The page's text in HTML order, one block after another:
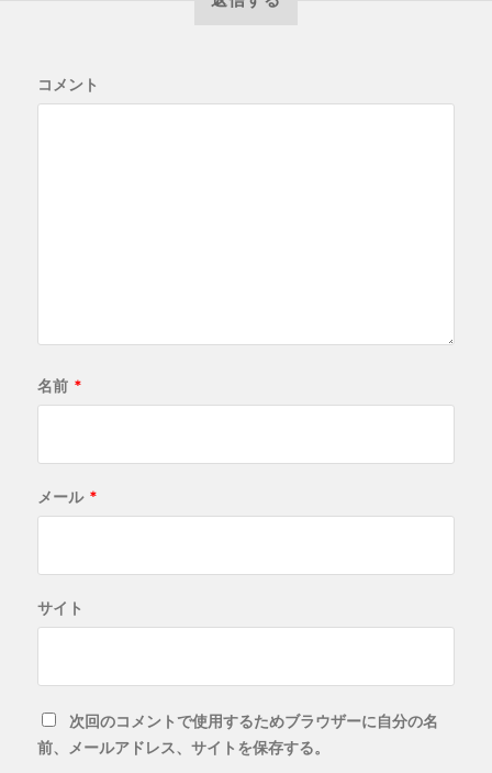
コメント
名前 *
メール *
サイト
次回のコメントで使用するためブラウザーに自分の名
前、メールアドレス、サイトを保存する。